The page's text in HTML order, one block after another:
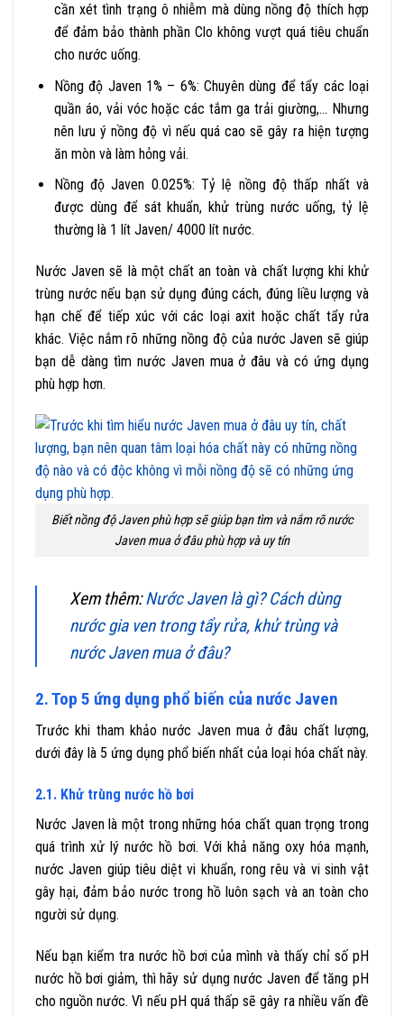
cần xét tình trạng ô nhiễm mà dùng nồng độ thích hợp
để đảm bảo thành phần Clo không vượt quá tiêu chuẩn
cho nước uống.
Nồng độ Javen 1% – 6%: Chuyên dùng để tẩy các loại
quần áo, vải vóc hoặc các tắm ga trải giường,… Nhưng
nên lưu ý nồng độ vì nếu quá cao sẽ gây ra hiện tượng
ăn mòn và làm hỏng vải.
Nồng độ Javen 0.025%: Tỷ lệ nồng độ thấp nhất và
được dùng để sát khuẩn, khử trùng nước uống, tỷ lệ
thường là 1 lít Javen/ 4000 lít nước.
Nước Javen sẽ là một chất an toàn và chất lượng khi khử
trùng nước nếu bạn sử dụng đúng cách, đúng liều lượng và
hạn chế để tiếp xúc với các loại axit hoặc chất tẩy rửa
khác. Việc nắm rõ những nồng độ của nước Javen sẽ giúp
bạn dễ dàng tìm nước Javen mua ở đâu và có ứng dụng
phù hợp hơn.
Biết nồng độ Javen phù hợp sẽ giúp bạn tìm và nắm rõ nước
Javen mua ở đâu phù hợp và uy tín
Xem thêm:Nước Javen là gì? Cách dùng
nước gia ven trong tẩy rửa, khử trùng và
nước Javen mua ở đâu?
2. Top 5 ứng dụng phổ biến của nước Javen
Trước khi tham khảo nước Javen mua ở đâu chất lượng,
dưới đây là 5 ứng dụng phổ biến nhất của loại hóa chất này.
2.1. Khử trùng nước hồ bơi
Nước Javen là một trong những hóa chất quan trọng trong
quá trình xử lý nước hồ bơi. Với khả năng oxy hóa mạnh,
nước Javen giúp tiêu diệt vi khuẩn, rong rêu và vi sinh vật
gây hại, đảm bảo nước trong hồ luôn sạch và an toàn cho
người sử dụng.
Nếu bạn kiểm tra nước hồ bơi của mình và thấy chỉ số pH
nước hồ bơi giảm, thì hãy sử dụng nước Javen để tăng pH
cho nguồn nước. Vì nếu pH quá thấp sẽ gây ra nhiều vấn đề